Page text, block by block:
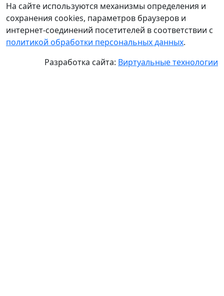
На сайте используются механизмы определения и
сохранения cookies, параметров браузеров и
интернет-соединений посетителей в соответствии с
политикой обработки персональных данных.
Разработка сайта: Виртуальные технологии